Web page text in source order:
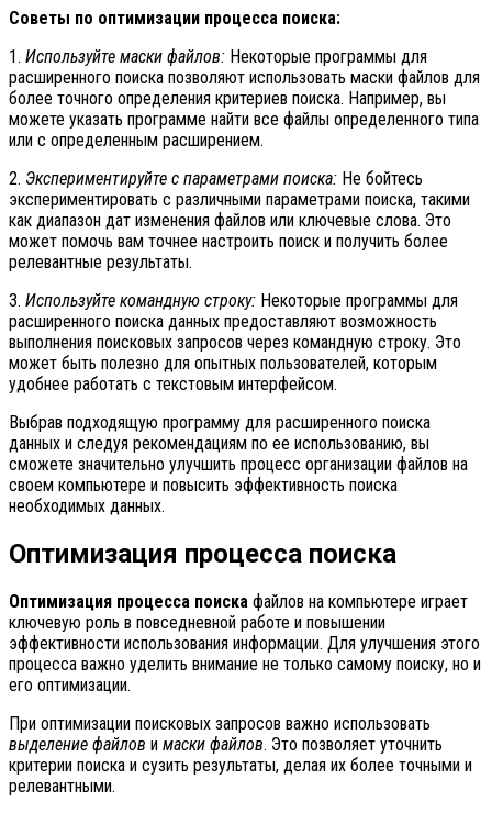
Советы по оптимизации процесса поиска:
1. Используйте маски файлов: Некоторые программы для
расширенного поиска позволяют использовать маски файлов для
более точного определения критериев поиска. Например, вы
можете указать программе найти все файлы определенного типа
или с определенным расширением.
2. Экспериментируйте с параметрами поиска: Не бойтесь
экспериментировать с различными параметрами поиска, такими
как диапазон дат изменения файлов или ключевые слова. Это
может помочь вам точнее настроить поиск и получить более
релевантные результаты.
3. Используйте командную строку: Некоторые программы для
расширенного поиска данных предоставляют возможность
выполнения поисковых запросов через командную строку. Это
может быть полезно для опытных пользователей, которым
удобнее работать с текстовым интерфейсом.
Выбрав подходящую программу для расширенного поиска
данных и следуя рекомендациям по ее использованию, вы
сможете значительно улучшить процесс организации файлов на
своем компьютере и повысить эффективность поиска
необходимых данных.
Оптимизация процесса поиска
Оптимизация процесса поиска файлов на компьютере играет
ключевую роль в повседневной работе и повышении
эффективности использования информации. Для улучшения этого
процесса важно уделить внимание не только самому поиску, но и
его оптимизации.
При оптимизации поисковых запросов важно использовать
выделение файлов и маски файлов. Это позволяет уточнить
критерии поиска и сузить результаты, делая их более точными и
релевантными.